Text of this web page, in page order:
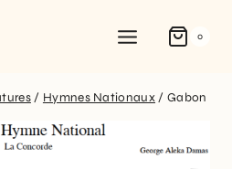
0
/ Hymnes Nationaux / Gabon